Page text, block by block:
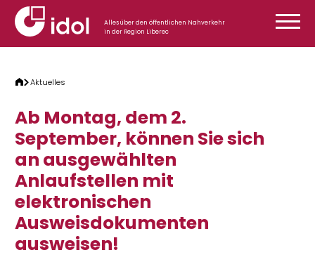
Zum Inhalt springen
Alles über den öffentlichen Nahverkehr
in der Region Liberec
Aktuelles
Ab Montag, dem 2.
September, können Sie sich
an ausgewählten
Anlaufstellen mit
elektronischen
Ausweisdokumenten
ausweisen!